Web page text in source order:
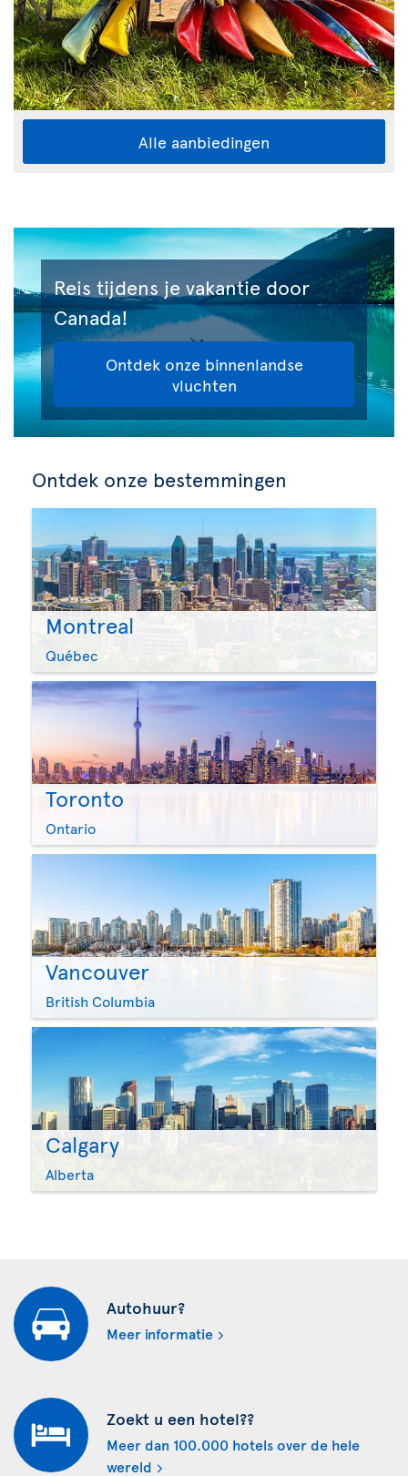
Alle aanbiedingen
Reis tijdens je vakantie door
Canada!
Ontdek onze binnenlandse
vluchten
Ontdek onze bestemmingen
Montreal
Québec
Toronto
Ontario
Vancouver
British Columbia
Calgary
Alberta
Autohuur?
Meer informatie
Zoekt u een hotel??
Meer dan 100.000 hotels over de hele
wereld